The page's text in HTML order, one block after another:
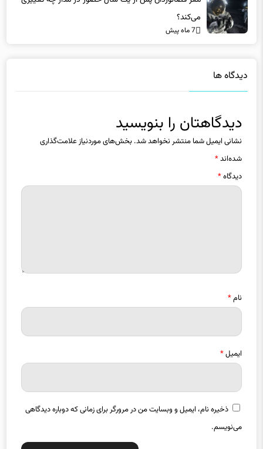
می‌کند؟
7 ماه پیش
دیدگاه ها
دیدگاهتان را بنویسید
نشانی ایمیل شما منتشر نخواهد شد. بخش‌های موردنیاز علامت‌گذاری
شده‌اند*
دیدگاه*
نام*
ایمیل*
ذخیره نام، ایمیل و وبسایت من در مرورگر برای زمانی که دوباره دیدگاهی
می‌نویسم.